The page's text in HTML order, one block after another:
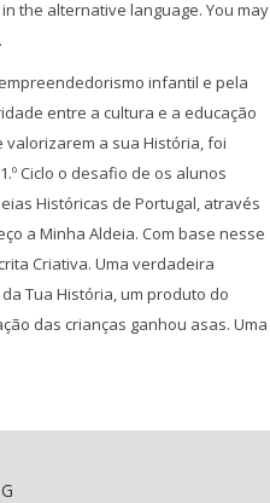
the alternative language. You may
infantil e pela
entre a cultura e a educação
valorizarem a sua História, foi
Ciclo o desafio de os alunos
Históricas de Portugal, através
a Minha Aldeia. Com base nesse
Criativa. Uma verdadeira
Tua História, um produto do
das crianças ganhou asas. Uma